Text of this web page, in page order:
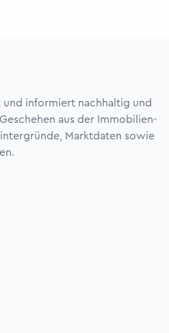
und informiert nachhaltig und
aus der Immobilien-
Marktdaten sowie